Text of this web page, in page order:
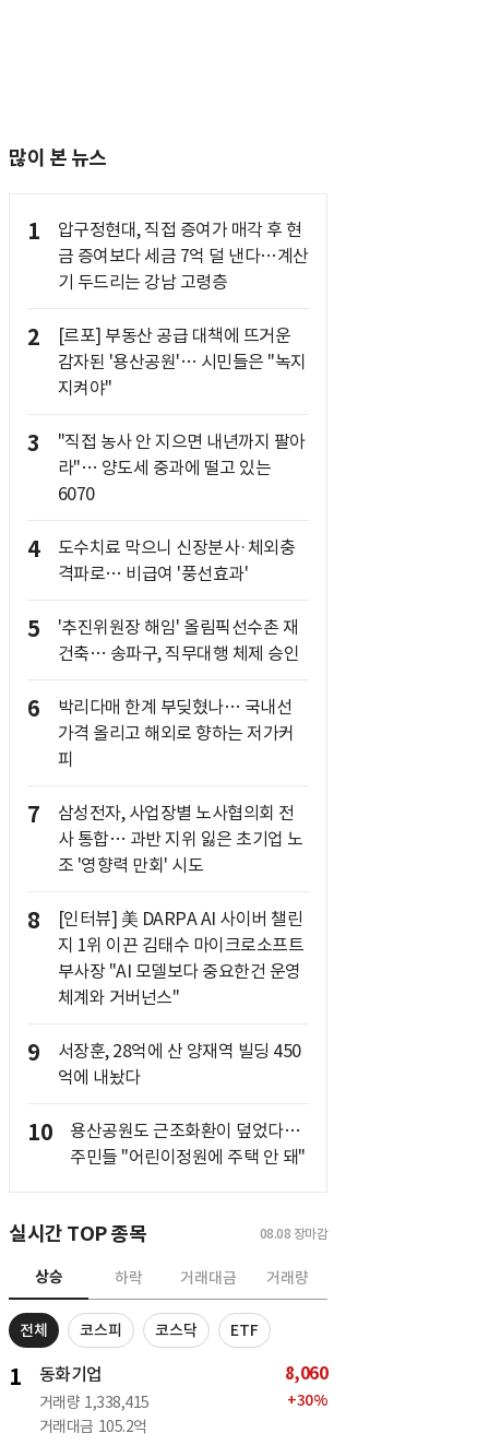
많이 본 뉴스
1
압구정현대, 직접 증여가 매각 후 현
금 증여보다 세금 7억 덜 낸다…계산
기 두드리는 강남 고령층
2
[르포] 부동산 공급 대책에 뜨거운
감자된 '용산공원'… 시민들은 "녹지
지켜야"
3
"직접 농사 안 지으면 내년까지 팔아
라"… 양도세 중과에 떨고 있는
6070
4
도수치료 막으니 신장분사·체외충
격파로… 비급여 '풍선효과'
5
'추진위원장 해임' 올림픽선수촌 재
건축… 송파구, 직무대행 체제 승인
6
박리다매 한계 부딪혔나… 국내선
가격 올리고 해외로 향하는 저가커
피
7
삼성전자, 사업장별 노사협의회 전
사 통합… 과반 지위 잃은 초기업 노
조 '영향력 만회' 시도
8
[인터뷰] 美 DARPA AI 사이버 챌린
지 1위 이끈 김태수 마이크로소프트
부사장 "AI 모델보다 중요한건 운영
체계와 거버넌스"
9
서장훈, 28억에 산 양재역 빌딩 450
억에 내놨다
10
용산공원도 근조화환이 덮었다…
주민들 "어린이정원에 주택 안 돼"
실시간 TOP 종목 08.08 장마감
상승 하락 거래대금 거래량
전체 코스피 코스닥 ETF
1 동화기업
거래량 1,338,415
거래대금 105.2억
8,060
+30%